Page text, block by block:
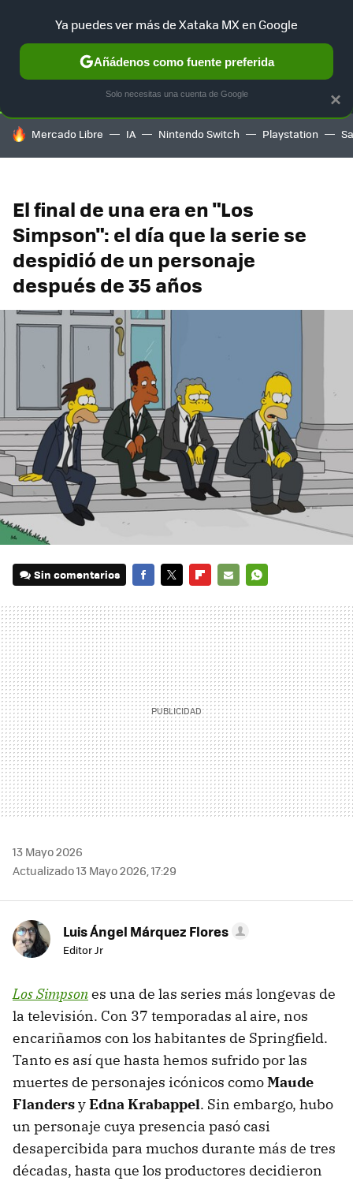
SELECCIÓN GAMING HOME AUTO TERRITORIO
HOY SE HABLA DE
Mercado Libre IA Nintendo Switch Playstation
El final de una era en "Los
Simpson": el día que la serie se
despidió de un personaje
después de 35 años
Sin comentarios
MAIL
13 Mayo 2026
Actualizado 13 Mayo 2026, 17:29
Luis Ángel Márquez Flores
Editor Jr
Los Simpsones una de las series más longevas de
la televisión. Con 37 temporadas al aire, nos
encariñamos con los habitantes de Springfield.
Tanto es así que hasta hemos sufrido por las
muertes de personajes icónicos comoMaude
FlandersyEdna Krabappel. Sin embargo, hubo
un personaje cuya presencia pasó casi
desapercibida para muchos durante más de tres
décadas, hasta que los productores decidieron
×
Ya puedes ver más de Xataka MX en Google
Añádenos como fuente preferida
Solo necesitas una cuenta de Google